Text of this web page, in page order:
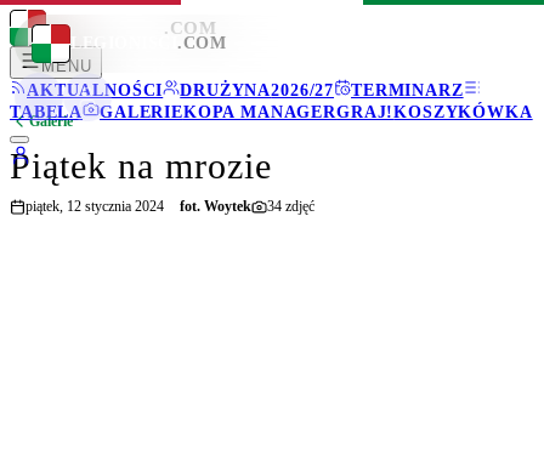
LEGIONISCI .COM
MENU
AKTUALNOŚCI
DRUŻYNA2026/27
TERMINARZ
TABELA
GALERIEKOPA MANAGERGRAJ!KOSZYKÓWKA
LEGIONISCI .COM
Galerie
Piątek na mrozie
piątek, 12 stycznia 2024 fot. Woytek 34 zdjęć